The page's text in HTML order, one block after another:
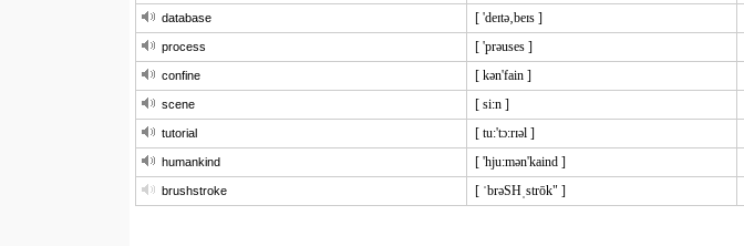
database [ 'deɪtə‚beɪs ]
process [ 'prəuses ]
confine [ kən'fain ]
scene [ si:n ]
tutorial [ tu:'tɔ:rɪəl ]
humankind [ 'hju:mən'kaind ]
brushstroke [ ˈbrəSHˌstrōk" ]